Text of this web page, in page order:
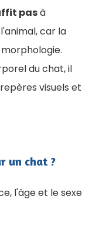
pasà
car la
du chat, il
visuels et
un chat ?
l'âge et le sexe